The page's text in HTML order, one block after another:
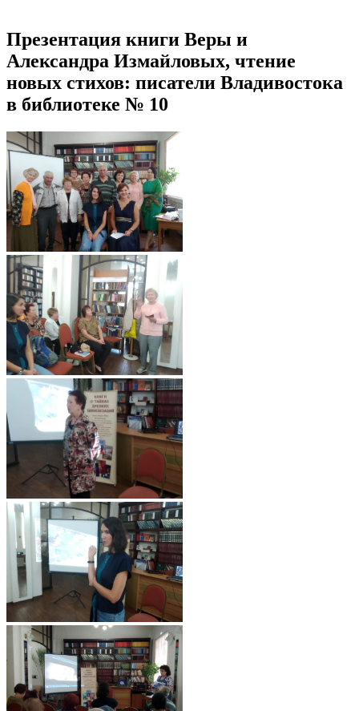
Презентация книги Веры и
Александра Измайловых, чтение
новых стихов: писатели Владивостока
в библиотеке № 10